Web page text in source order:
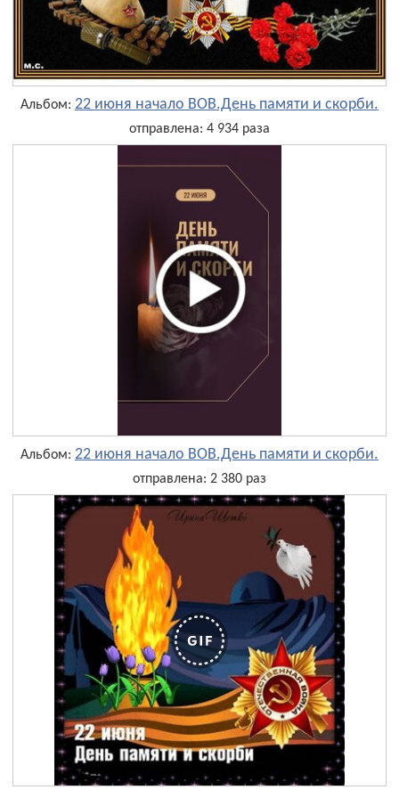
Альбом: 22 июня начало ВОВ.День памяти и скорби.
отправлена: 4 934 раза
Альбом: 22 июня начало ВОВ.День памяти и скорби.
отправлена: 2 380 раз